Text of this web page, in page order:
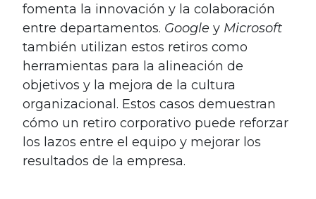
fomenta la innovación y la colaboración
entre departamentos. Google y Microsoft
también utilizan estos retiros como
herramientas para la alineación de
objetivos y la mejora de la cultura
organizacional. Estos casos demuestran
cómo un retiro corporativo puede reforzar
los lazos entre el equipo y mejorar los
resultados de la empresa.